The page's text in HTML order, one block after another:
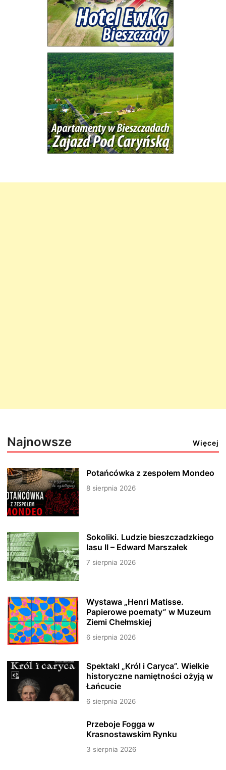
Najnowsze Więcej
Potańcówka z zespołem Mondeo
8 sierpnia 2026
Sokoliki. Ludzie bieszczadzkiego
lasu II – Edward Marszałek
7 sierpnia 2026
Wystawa „Henri Matisse.
Papierowe poematy” w Muzeum
Ziemi Chełmskiej
6 sierpnia 2026
Spektakl „Król i Caryca”. Wielkie
historyczne namiętności ożyją w
Łańcucie
6 sierpnia 2026
Przeboje Fogga w
Krasnostawskim Rynku
3 sierpnia 2026